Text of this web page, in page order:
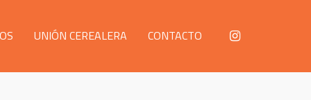
UNIÓN CEREALERA CONTACTO